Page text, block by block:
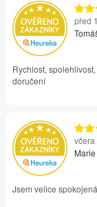
před
Rychlost,
doručení
Marie
Jsem velice